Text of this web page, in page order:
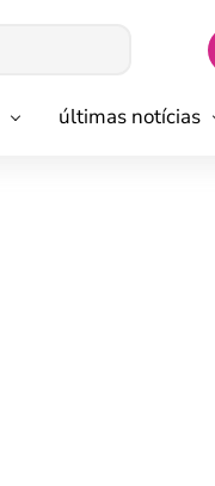
últimas notícias